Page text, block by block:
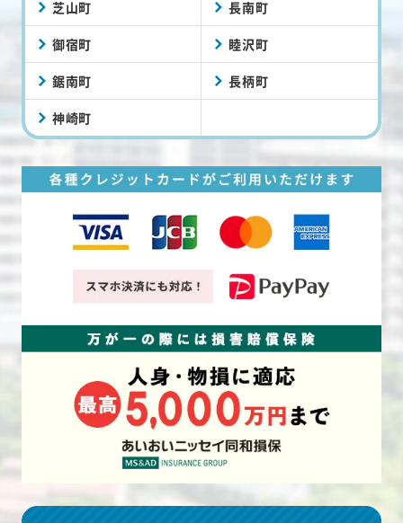
芝山町 長南町
御宿町 睦沢町
鋸南町 長柄町
神崎町